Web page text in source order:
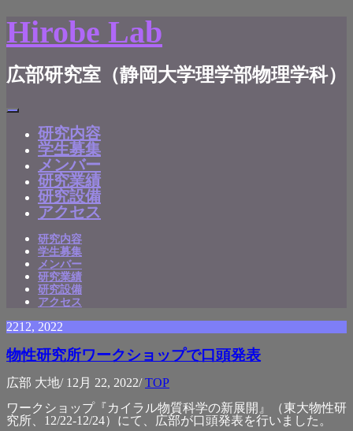
Hirobe Lab
広部研究室（静岡大学理学部物理学科）
研究内容
学生募集
メンバー
研究業績
研究設備
アクセス
研究内容
学生募集
メンバー
研究業績
研究設備
アクセス
2212, 2022
物性研究所ワークショップで口頭発表
広部 大地/ 12月 22, 2022/ TOP
ワークショップ『カイラル物質科学の新展開』（東大物性研
究所、12/22-12/24）にて、広部が口頭発表を行いました。